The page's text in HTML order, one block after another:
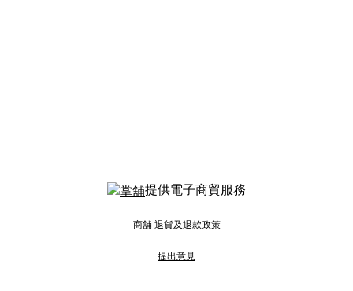
提供電子商貿服務
商舖 退貨及退款政策
提出意見